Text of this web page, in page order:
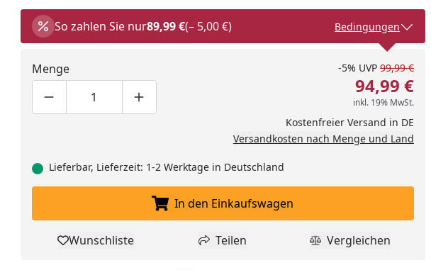
So zahlen Sie nur89,99 €(– 5,00 €) Bedingungen
Menge
Produktmenge um eins verringern
Produktmenge manuell eingeben
Produktmenge um eins erhöhen
-5% UVP 99,99 €
94,99 €
inkl. 19% MwSt.
Kostenfreier Versand in DE
Versandkosten nach Menge und Land
Lieferbar, Lieferzeit: 1-2 Werktage in Deutschland
In den Einkaufswagen legen
In den Einkaufswagen
Produkt zur Wunschliste hinzufügen
Wunschliste Teilen
Teilen Produkt
Vergleichen